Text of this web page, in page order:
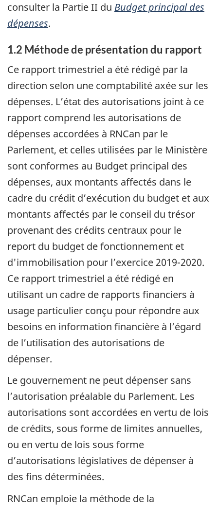
consulter la Partie II du Budget principal des
dépenses.
1.2 Méthode de présentation du rapport
Ce rapport trimestriel a été rédigé par la
direction selon une comptabilité axée sur les
dépenses. L’état des autorisations joint à ce
rapport comprend les autorisations de
dépenses accordées à RNCan par le
Parlement, et celles utilisées par le Ministère
sont conformes au Budget principal des
dépenses, aux montants affectés dans le
cadre du crédit d’exécution du budget et aux
montants affectés par le conseil du trésor
provenant des crédits centraux pour le
report du budget de fonctionnement et
d'immobilisation pour l’exercice 2019-2020.
Ce rapport trimestriel a été rédigé en
utilisant un cadre de rapports financiers à
usage particulier conçu pour répondre aux
besoins en information financière à l’égard
de l’utilisation des autorisations de
dépenser.
Le gouvernement ne peut dépenser sans
l’autorisation préalable du Parlement. Les
autorisations sont accordées en vertu de lois
de crédits, sous forme de limites annuelles,
ou en vertu de lois sous forme
d’autorisations législatives de dépenser à
des fins déterminées.
RNCan emploie la méthode de la